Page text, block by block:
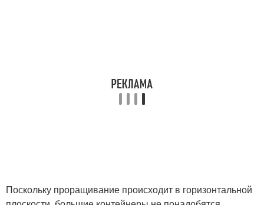
Поскольку проращивание происходит в горизонтальной